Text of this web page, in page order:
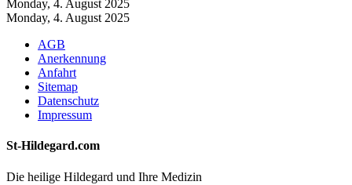
Monday, 4. August 2025
Monday, 4. August 2025
AGB
Anerkennung
Anfahrt
Sitemap
Datenschutz
Impressum
St-Hildegard.com
Die heilige Hildegard und Ihre Medizin